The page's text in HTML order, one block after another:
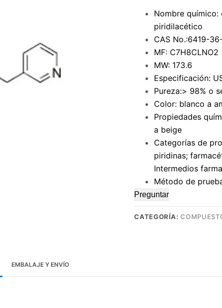
Nombre
piridilacético
CAS No.:6419-
MF: C7H8CLNO2
MW: 173.6
Especificación:
Pureza:> 98% o
Color: blanco a
Propiedades
a beige
Categorías de
piridinas;
Intermedios
Método de
Preguntar
CATEGORÍA:
EMBALAJE Y ENVÍO